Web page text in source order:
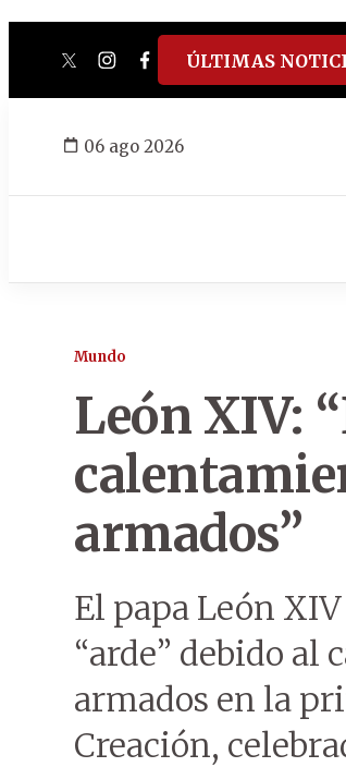
twitterinstagram
facebook
tiktokyoutube
spotify
ÚLTIMAS
06 ago 2026
Mundo
León XIV:
armados”
El papa León
“arde” debido
armados en la
Creación,